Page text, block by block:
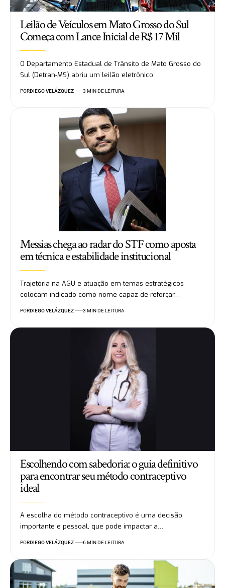
Leilão de Veículos em Mato Grosso do Sul
Começa com Lance Inicial de R$ 17 Mil
O Departamento Estadual de Trânsito de Mato Grosso do
Sul (Detran-MS) abriu um leilão eletrônico…
PORDIEGO VELÁZQUEZ 3 MIN DE LEITURA
Messias chega ao radar do STF como aposta
em técnica e estabilidade institucional
Trajetória na AGU e atuação em temas estratégicos
colocam indicado como nome capaz de reforçar…
PORDIEGO VELÁZQUEZ 3 MIN DE LEITURA
Escolhendo com sabedoria: o guia definitivo
para encontrar seu método contraceptivo
ideal
A escolha do método contraceptivo é uma decisão
importante e pessoal, que pode impactar a…
PORDIEGO VELÁZQUEZ 6 MIN DE LEITURA